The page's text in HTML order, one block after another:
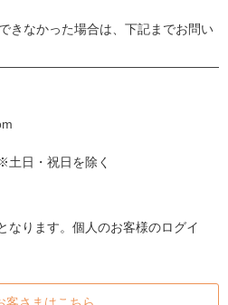
きなかった場合は、下記までお問い
日・祝日を除く
なります。個人のお客様のログイ